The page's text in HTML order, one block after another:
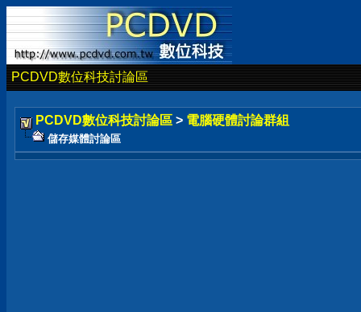
PCDVD數位科技討論區
PCDVD數位科技討論區 > 電腦硬體討論群組
儲存媒體討論區